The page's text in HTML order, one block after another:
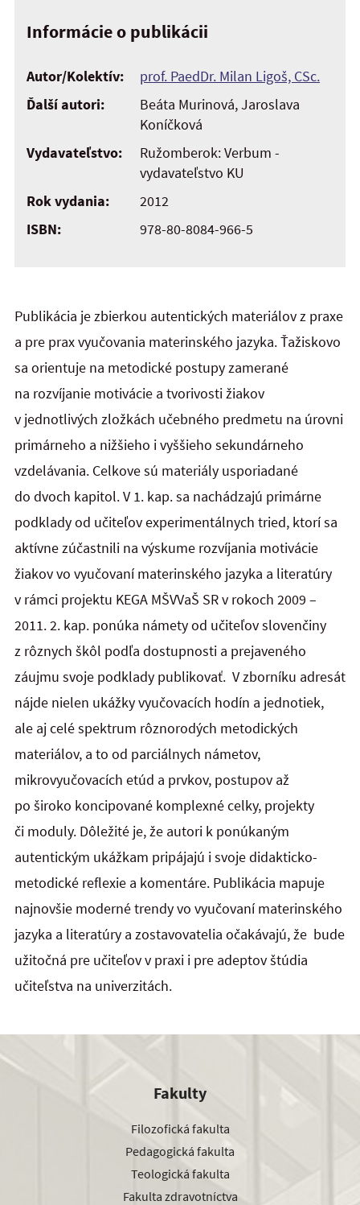
Informácie o publikácii
Autor/Kolektív:
prof. PaedDr. Milan Ligoš, CSc.
Ďalší autori:
Beáta Murinová, Jaroslava
Koníčková
Vydavateľstvo:
Ružomberok: Verbum -
vydavateľstvo KU
Rok vydania:
2012
ISBN:
978-80-8084-966-5
Publikácia je zbierkou autentických materiálov z praxe
a pre prax vyučovania materinského jazyka. Ťažiskovo
sa orientuje na metodické postupy zamerané
na rozvíjanie motivácie a tvorivosti žiakov
v jednotlivých zložkách učebného predmetu na úrovni
primárneho a nižšieho i vyššieho sekundárneho
vzdelávania. Celkove sú materiály usporiadané
do dvoch kapitol. V 1. kap. sa nachádzajú primárne
podklady od učiteľov experimentálnych tried, ktorí sa
aktívne zúčastnili na výskume rozvíjania motivácie
žiakov vo vyučovaní materinského jazyka a literatúry
v rámci projektu KEGA MŠVVaŠ SR v rokoch 2009 –
2011. 2. kap. ponúka námety od učiteľov slovenčiny
z rôznych škôl podľa dostupnosti a prejaveného
záujmu svoje podklady publikovať. V zborníku adresát
nájde nielen ukážky vyučovacích hodín a jednotiek,
ale aj celé spektrum rôznorodých metodických
materiálov, a to od parciálnych námetov,
mikrovyučovacích etúd a prvkov, postupov až
po široko koncipované komplexné celky, projekty
či moduly. Dôležité je, že autori k ponúkaným
autentickým ukážkam pripájajú i svoje didakticko-
metodické reflexie a komentáre. Publikácia mapuje
najnovšie moderné trendy vo vyučovaní materinského
jazyka a literatúry a zostavovatelia očakávajú, že bude
užitočná pre učiteľov v praxi i pre adeptov štúdia
učiteľstva na univerzitách.
Fakulty
Filozofická fakulta
Pedagogická fakulta
Teologická fakulta
Fakulta zdravotníctva